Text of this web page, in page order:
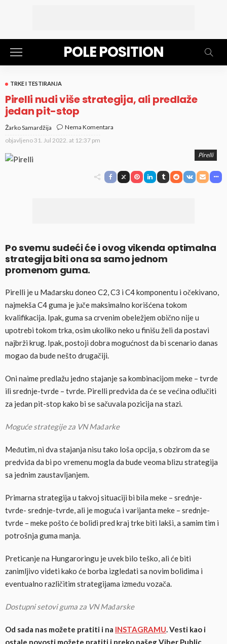
POLE POSITION
TRKE I TESTIRANJA
Pirelli nudi više strategija, ali predlaže
jedan pit-stop
Žarko Samardžija
Nema Komentara
objavljeno31. Jul 2022. at 12:37 pm
Pirelli
Po svemu sudeći će i ovog vikenda optimalna
strategija biti ona sa samo jednom
promenom guma.
Pirelli je u Mađarsku doneo C2, C3 i C4 komponentu i očekivano,
najmekša C4 guma je juče maksimalno korišćena tokom
kvalifikacija. Ipak, guma sa crvenim obeležjem obično nije u
upotrebi tokom trka, osim ukoliko neko u finišu želi da postavi
najbrži krug. Ipak, postoji dobra mogućnost da bi scenario danas
mogao da bude nešto drugačiji.
Oni naime predlažu jedno stajanje sa kombinacijom meke – tvrde
ili srednje-tvrde – tvrde. Pirelli predviđa da će se većina odlučiti
za jedan pit-stop kako bi se sačuvala pozicija na stazi.
Moguće strategije za VN Mađarke
Međutim, ni dva stajanja nisu tako loša opcija, s obzirom da se
predviđa da bi po vremenu mogla da bude veoma blizu strategija
sa jednim zaustavljanjem.
Primarna strategija u takvoj situaciji bi bila meke – srednje-
tvrde- srednje-tvrde, ali je moguća i varijanta meke – srednje-
tvrde – meke pošto će bolidi pred kraj trke biti lakši, a samim tim i
potrošnja guma manja.
Preticanje na Hungaroringu je uvek bilo teško, ali će biti
zanimljivo videti kako će borba izgledati sa novim bolidima i
eventualno različitim strategijama između vozača.
Dostupni setovi guma za VN Mađarske
Od sada nas možete pratiti i na INSTAGRAMU. Vesti kao i
ostale novosti možete pratiti i preko našeg Viber Public